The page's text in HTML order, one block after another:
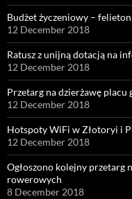
Budżet życzeniowy –
12 December 2018
Ratusz z unijną dotacją na
12 December 2018
Przetarg na dzierżawę placu
12 December 2018
Hotspoty WiFi w Złotoryi i
12 December 2018
Ogłoszono kolejny przetarg
rowerowych
8 December 2018